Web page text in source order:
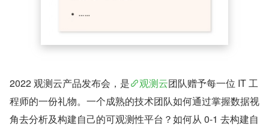
2022 观测云产品发布会，是 观测云团队赠予每一位 IT 工
程师的一份礼物。一个成熟的技术团队如何通过掌握数据视
角去分析及构建自己的可观测性平台？如何从 0-1 去构建自